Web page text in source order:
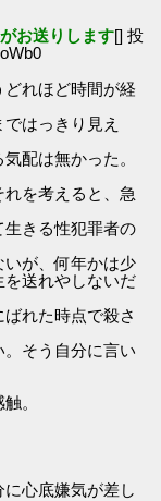
お送りします[] 投
れほど時間が経
はっきり見え
配は無かった。
を考えると、急
きる性犯罪者の
が、何年かは少
送れやしないだ
れた時点で殺さ
そう自分に言い
。
心底嫌気が差し